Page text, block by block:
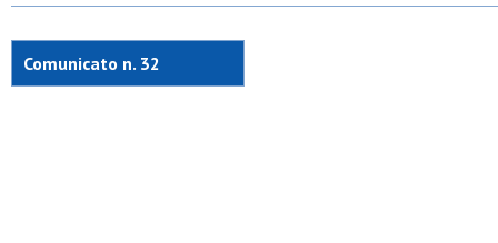
Comunicato n. 32